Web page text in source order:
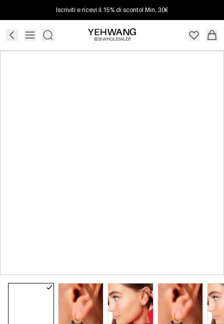
Iscriviti e ricevi il 15% di sconto! Min. 30€
B2B WHOLESALER